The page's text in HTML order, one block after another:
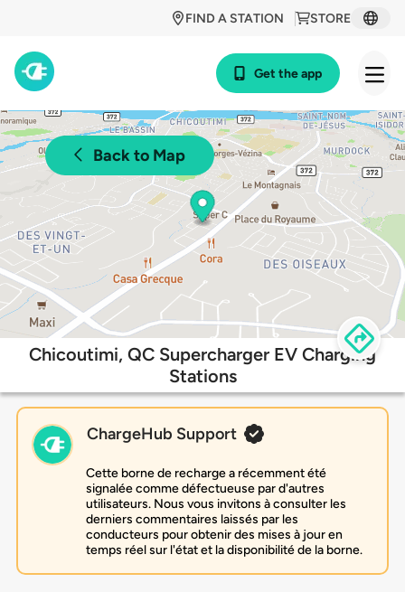
STORE
FIND A STATION
Get the app
Back to Map
Chicoutimi, QC Supercharger EV Charging
Stations
ChargeHub Support
Cette borne de recharge a récemment été
signalée comme défectueuse par d'autres
utilisateurs. Nous vous invitons à consulter les
derniers commentaires laissés par les
conducteurs pour obtenir des mises à jour en
temps réel sur l'état et la disponibilité de la borne.